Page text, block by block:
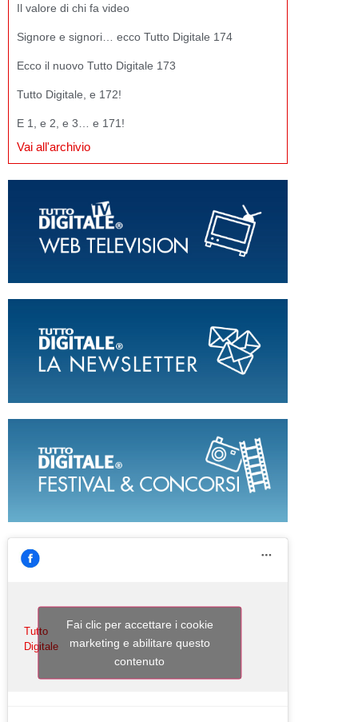
Il valore di chi fa video
Signore e signori… ecco Tutto Digitale 174
Ecco il nuovo Tutto Digitale 173
Tutto Digitale, e 172!
E 1, e 2, e 3… e 171!
Vai all'archivio
Tutto
Digitale
Fai clic per accettare i cookie
marketing e abilitare questo
contenuto